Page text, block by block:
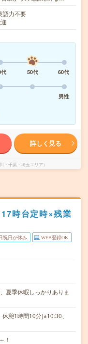
語力不要
50代
60代
男性
詳しく見る
・千葉・埼玉エリア）
時台定時×残業
祝日が休み WEB登録OK
夏季休暇しっかりありま
憩1時間10分)※10:30、
！